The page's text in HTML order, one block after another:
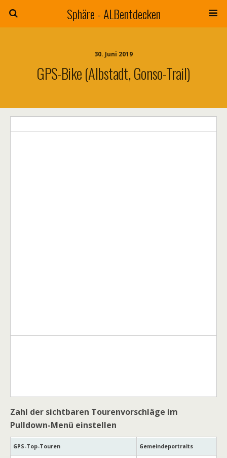
Sphäre - ALBentdecken
30. Juni 2019
GPS-Bike (Albstadt, Gonso-Trail)
Zahl der sichtbaren Tourenvorschläge im
Pulldown-Menü einstellen
GPS-Top-Touren Gemeindeportraits